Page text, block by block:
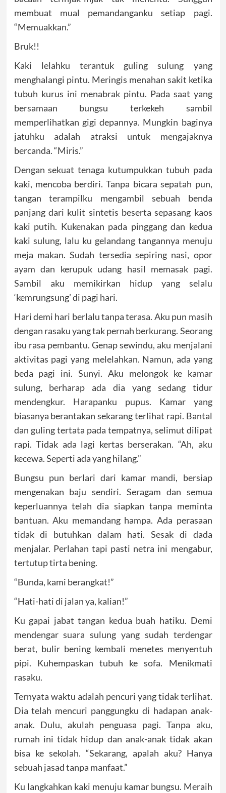
membuat mual pemandanganku setiap pagi.
“Memuakkan.”
Bruk!!
Kaki lelahku terantuk guling sulung yang
menghalangi pintu. Meringis menahan sakit ketika
tubuh kurus ini menabrak pintu. Pada saat yang
bersamaan bungsu terkekeh sambil
memperlihatkan gigi depannya. Mungkin baginya
jatuhku adalah atraksi untuk mengajaknya
bercanda. “Miris.”
Dengan sekuat tenaga kutumpukkan tubuh pada
kaki, mencoba berdiri. Tanpa bicara sepatah pun,
tangan terampilku mengambil sebuah benda
panjang dari kulit sintetis beserta sepasang kaos
kaki putih. Kukenakan pada pinggang dan kedua
kaki sulung, lalu ku gelandang tangannya menuju
meja makan. Sudah tersedia sepiring nasi, opor
ayam dan kerupuk udang hasil memasak pagi.
Sambil aku memikirkan hidup yang selalu
‘kemrungsung’ di pagi hari.
Hari demi hari berlalu tanpa terasa. Aku pun masih
dengan rasaku yang tak pernah berkurang. Seorang
ibu rasa pembantu. Genap sewindu, aku menjalani
aktivitas pagi yang melelahkan. Namun, ada yang
beda pagi ini. Sunyi. Aku melongok ke kamar
sulung, berharap ada dia yang sedang tidur
mendengkur. Harapanku pupus. Kamar yang
biasanya berantakan sekarang terlihat rapi. Bantal
dan guling tertata pada tempatnya, selimut dilipat
rapi. Tidak ada lagi kertas berserakan. “Ah, aku
kecewa. Seperti ada yang hilang.”
Bungsu pun berlari dari kamar mandi, bersiap
mengenakan baju sendiri. Seragam dan semua
keperluannya telah dia siapkan tanpa meminta
bantuan. Aku memandang hampa. Ada perasaan
tidak di butuhkan dalam hati. Sesak di dada
menjalar. Perlahan tapi pasti netra ini mengabur,
tertutup tirta bening.
“Bunda, kami berangkat!”
“Hati-hati di jalan ya, kalian!”
Ku gapai jabat tangan kedua buah hatiku. Demi
mendengar suara sulung yang sudah terdengar
berat, bulir bening kembali menetes menyentuh
pipi. Kuhempaskan tubuh ke sofa. Menikmati
rasaku.
Ternyata waktu adalah pencuri yang tidak terlihat.
Dia telah mencuri panggungku di hadapan anak-
anak. Dulu, akulah penguasa pagi. Tanpa aku,
rumah ini tidak hidup dan anak-anak tidak akan
bisa ke sekolah. “Sekarang, apalah aku? Hanya
sebuah jasad tanpa manfaat.”
Ku langkahkan kaki menuju kamar bungsu. Meraih